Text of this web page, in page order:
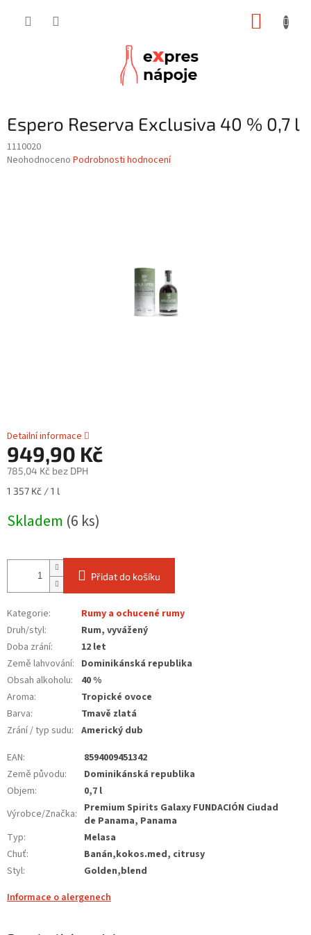
Espero Reserva Exclusiva 40 % 0,7 l
1110020
Průměrné
Neohodnoceno Podrobnosti hodnocení
Detailní informace
949,90 Kč
785,04 Kč bez DPH
Měrná
1 357 Kč / 1 l
Skladem (6 ks)
Přidat do košíku
Kategorie:
Rumy a ochucené rumy
Druh/styl:
Rum, vyvážený
Doba zrání:
12 let
Země lahvování: Dominikánská republika
Obsah alkoholu:
40 %
Aroma:
Tropické ovoce
Barva:
Tmavě zlatá
Zrání / typ sudu: Americký dub
EAN:
8594009451342
Země původu:
Dominikánská republika
Objem:
0,7 l
Výrobce/Značka: Premium Spirits Galaxy FUNDACIÓN Ciudad
de Panama, Panama
Typ:
Melasa
Chuť:
Banán,kokos.med, citrusy
Styl:
Golden,blend
Informace o alergenech